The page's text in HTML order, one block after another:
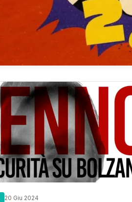
20 Giu 2024